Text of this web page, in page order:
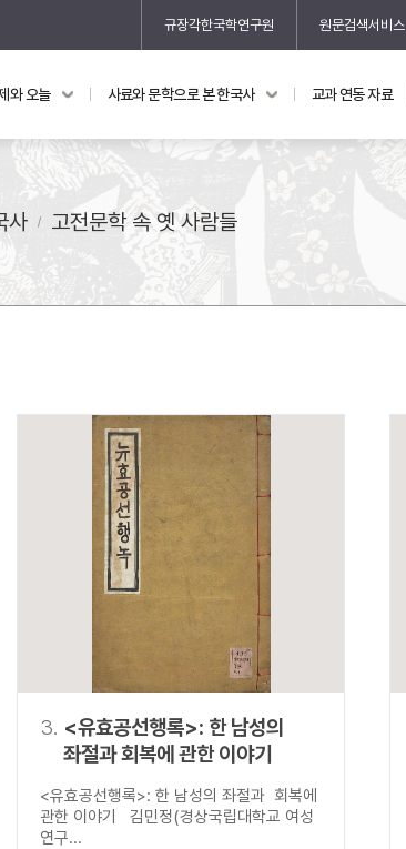
규장각한국학연구원 원문검색서비스
의궤와 지리지
지리지 이야기
도록
와 오늘 사료와 문학으로 본 한국사 교과 연동 자료
사 고전문학 속 옛 사람들
3. <유효공선행록>: 한 남성의
좌절과 회복에 관한 이야기
<유효공선행록>: 한 남성의 좌절과 회복에
관한 이야기 김민정(경상국립대학교 여성
연구...